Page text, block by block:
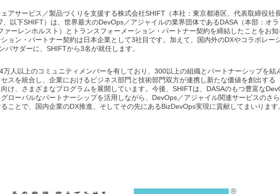
アサービス／製品づくりを支援する株式会社SHIFT（本社：東京都港区、代表取締役社
以下SHIFT）は、世界最大のDevOps／アジャイルの業界団体であるDASA（本部：オ
ァーレンホルスト）とトランスフォーメーション・パートナー契約を締結したことをお知
ョン・パートナー契約は日本企業として3社目です。加えて、国内外のDXやコラボレー
バサダーに、SHIFTから3名が就任します。
万人以上のコミュニティメンバーを有しており、300以上の組織とパートナーシップを結
スを統合し、企業におけるビジネス部門と技術部門双方が連携し新たな価値を創出する
向け、さまざまなプログラムを展開しています。今後、SHIFTは、DASAのもつ豊富な
ローバルなパートナーシップを活用しながら、DevOps／アジャイル関連サービスのさ
ことで、国内企業のDX推進、そしてその先にあるBizDevOps実現に貢献してまいります